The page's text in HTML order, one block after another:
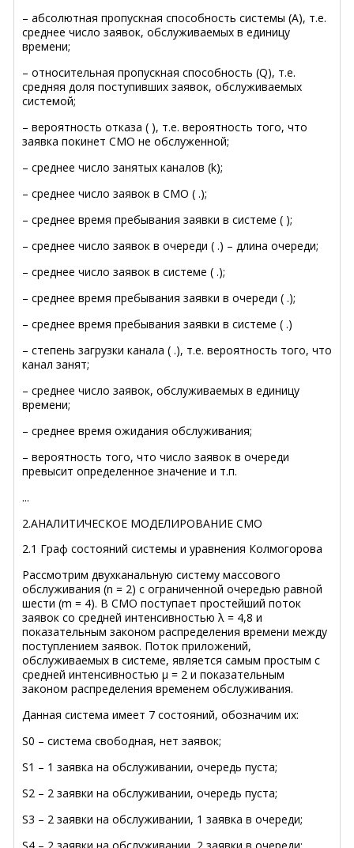
– абсолютная пропускная способность системы (А), т.е.
среднее число заявок, обслуживаемых в единицу
времени;
– относительная пропускная способность (Q), т.е.
средняя доля поступивших заявок, обслуживаемых
системой;
– вероятность отказа ( ), т.е. вероятность того, что
заявка покинет СМО не обслуженной;
– среднее число занятых каналов (k);
– среднее число заявок в СМО ( .);
– среднее время пребывания заявки в системе ( );
– среднее число заявок в очереди ( .) – длина очереди;
– среднее число заявок в системе ( .);
– среднее время пребывания заявки в очереди ( .);
– среднее время пребывания заявки в системе ( .)
– степень загрузки канала ( .), т.е. вероятность того, что
канал занят;
– среднее число заявок, обслуживаемых в единицу
времени;
– среднее время ожидания обслуживания;
– вероятность того, что число заявок в очереди
превысит определенное значение и т.п.
...
2.АНАЛИТИЧЕСКОЕ МОДЕЛИРОВАНИЕ СМО
2.1 Граф состояний системы и уравнения Колмогорова
Рассмотрим двухканальную систему массового
обслуживания (n = 2) с ограниченной очередью равной
шести (m = 4). В СМО поступает простейший поток
заявок со средней интенсивностью λ = 4,8 и
показательным законом распределения времени между
поступлением заявок. Поток приложений,
обслуживаемых в системе, является самым простым с
средней интенсивностью μ = 2 и показательным
законом распределения временем обслуживания.
Данная система имеет 7 состояний, обозначим их:
S0 – система свободная, нет заявок;
S1 – 1 заявка на обслуживании, очередь пуста;
S2 – 2 заявки на обслуживании, очередь пуста;
S3 – 2 заявки на обслуживании, 1 заявка в очереди;